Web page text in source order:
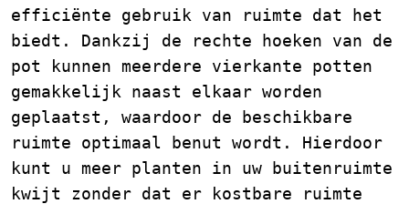
efficiënte gebruik van ruimte dat het
biedt. Dankzij de rechte hoeken van de
pot kunnen meerdere vierkante potten
gemakkelijk naast elkaar worden
geplaatst, waardoor de beschikbare
ruimte optimaal benut wordt. Hierdoor
kunt u meer planten in uw buitenruimte
kwijt zonder dat er kostbare ruimte